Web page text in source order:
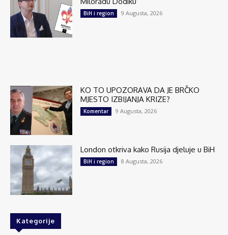
BiH i region 9 Augusta, 2026
KO TO UPOZORAVA DA JE BRČKO
MJESTO IZBIJANJA KRIZE?
Komentar 9 Augusta, 2026
London otkriva kako Rusija djeluje u BiH
BiH i region 8 Augusta, 2026
Kategorije